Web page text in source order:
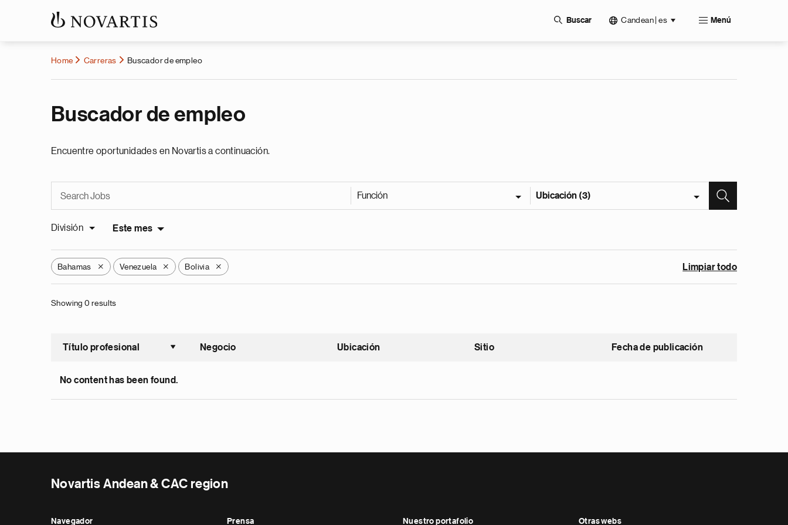
Buscar Candean | es Menú
Home Carreras Buscador de empleo
Buscador de empleo
Encuentre oportunidades en Novartis a continuación.
Función Ubicación (3)
División Este mes
Bahamas X Venezuela X Bolivia X Limpiar todo
Showing 0 results
Título profesional
Ordenar ascendente
Negocio Ubicación Sitio Fecha de publicación
No content has been found.
Novartis Andean & CAC region
Navegador Prensa Nuestro portafolio Otras webs